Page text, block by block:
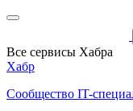
Все сервисы Хабра
Хабр
Сообщество IT-